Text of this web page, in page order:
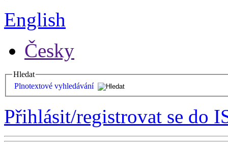
English
Česky
Hledat
Plnotextové vyhledávání
Přihlásit/registrovat se do